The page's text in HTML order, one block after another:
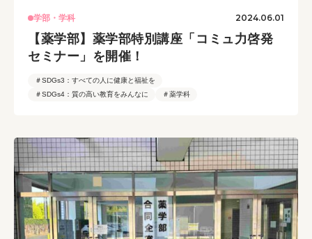
学部・学科 2024.06.01
【薬学部】薬学部特別講座「コミュ力啓発
セミナー」を開催！
＃SDGs3：すべての人に健康と福祉を
＃SDGs4：質の高い教育をみんなに
＃薬学科